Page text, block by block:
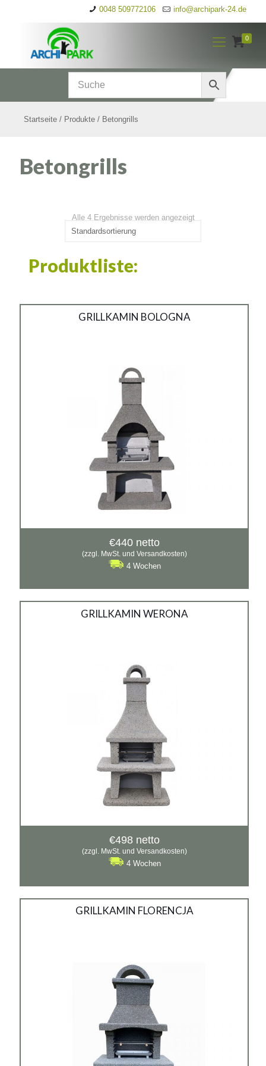
0048 509772106 info@archipark-24.de
0
Startseite / Produkte / Betongrills
Betongrills
Alle 4 Ergebnisse werden angezeigt
Produktliste:
GRILLKAMIN BOLOGNA
Betongrill mit Kamin no.4
€440 netto
(zzgl. MwSt. und Versandkosten)
4 Wochen
GRILLKAMIN WERONA
Betongrill mit Kamin no.3
€498 netto
(zzgl. MwSt. und Versandkosten)
4 Wochen
GRILLKAMIN FLORENCJA
Betongrill mit Kamin no.2